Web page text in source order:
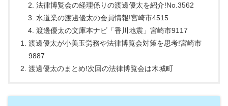
法律博覧会の経理係りの渡邊優太を紹介!No.3562
水道業の渡邊優太の会員情報!宮崎市4515
渡邊優太の文庫本ナビ「香川地震」宮崎市9117
渡邊優太が小美玉労務や法律博覧会対策を思考!宮崎市
9887
渡邊優太のまとめ!次回の法律博覧会は木城町